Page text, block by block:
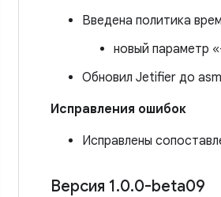
Введена политика
новый параметр
Обновил Jetifier до
Исправления ошибок
Исправлены
Версия 1.0.0-beta09